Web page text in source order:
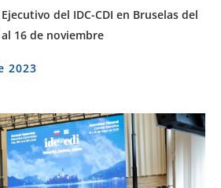
del IDC-CDI en Bruselas del
al 16 de noviembre
2023